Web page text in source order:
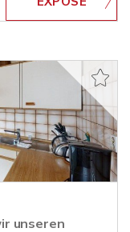
unseren